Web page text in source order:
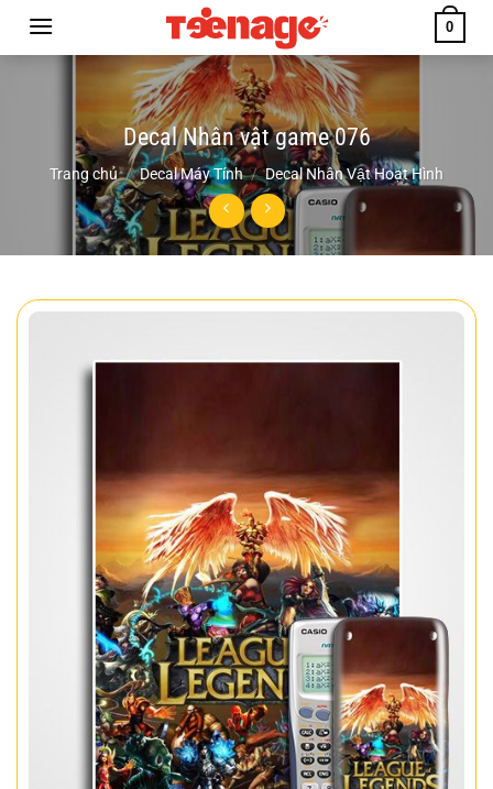
0
Decal Nhân vật game 076
Trang chủ / Decal Máy Tính / Decal Nhân Vật Hoạt Hình